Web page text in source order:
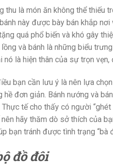
thu là món ăn không thể thiếu
này được bày bán khắp
quá phổ biến và khó gây
và bánh là những biểu
nó là hiện thân của sự trọn vẹn,
bạn cần lưu ý là nên lựa
hề đơn giản. Bánh nướng và
Thực tế cho thấy có người
nên hãy thăm dò sở thích của
bạn tránh được tình trạng “bà
đồ đôi